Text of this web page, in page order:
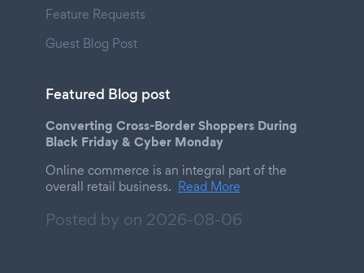
Feature Requests
Guest Blog Post
Featured Blog post
Converting Cross-Border Shoppers During
Black Friday & Cyber Monday
Online commerce is an integral part of the
overall retail business. Read More
Posted by on 2026-08-06